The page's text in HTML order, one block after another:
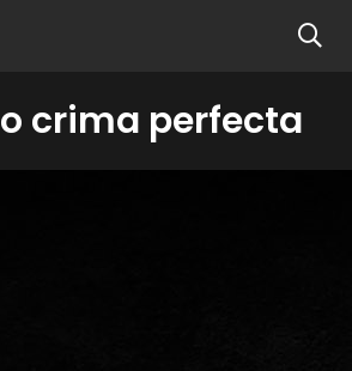
o crima perfecta